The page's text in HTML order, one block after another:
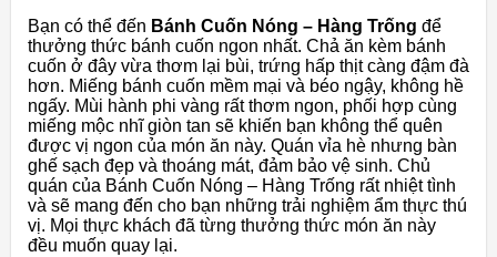
Bạn có thể đến Bánh Cuốn Nóng – Hàng Trống để
thưởng thức bánh cuốn ngon nhất. Chả ăn kèm bánh
cuốn ở đây vừa thơm lại bùi, trứng hấp thịt càng đậm đà
hơn. Miếng bánh cuốn mềm mại và béo ngậy, không hề
ngấy. Mùi hành phi vàng rất thơm ngon, phối hợp cùng
miếng mộc nhĩ giòn tan sẽ khiến bạn không thể quên
được vị ngon của món ăn này. Quán vỉa hè nhưng bàn
ghế sạch đẹp và thoáng mát, đảm bảo vệ sinh. Chủ
quán của Bánh Cuốn Nóng – Hàng Trống rất nhiệt tình
và sẽ mang đến cho bạn những trải nghiệm ẩm thực thú
vị. Mọi thực khách đã từng thưởng thức món ăn này
đều muốn quay lại.